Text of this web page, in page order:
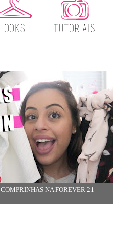
COMPRINHAS NA FOREVER 21